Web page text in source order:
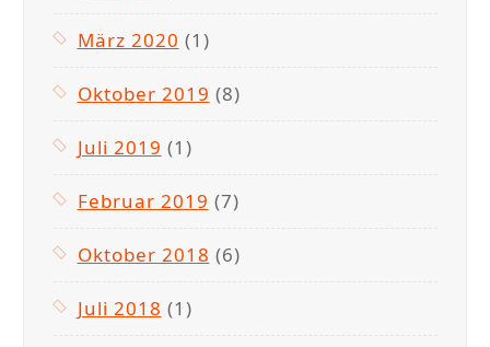
März 2020 (1)
Oktober 2019 (8)
Juli 2019 (1)
Februar 2019 (7)
Oktober 2018 (6)
Juli 2018 (1)